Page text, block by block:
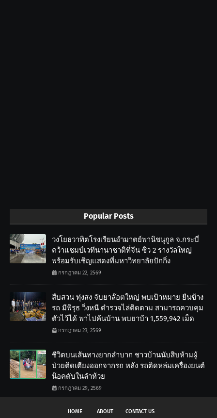
Popular Posts
วงโยธวาทิตโรงเรียนอำมาตย์พานิชนุกูล จ.กระบี่
คว้าแชมป์เวทีนานาชาติที่จีน ซิว 2 รางวัลใหญ่
พร้อมรับเชิญแสดงที่มหาวิทยาลัยปักกิ่ง
กรกฎาคม 22, 2569
สืบสวน ทุ่งสง จับยาล๊อตใหญ่ พบเป้าหมาย ยืนข้าง
รถ มีพิรุธ วิ่งหนี ตำรวจไล่ติดตาม สามารถควบคุม
ตัวไว้ได้ พาไปค้นบ้าน พบยาบ้า 1,559,942 เม็ด
กรกฎาคม 23, 2569
ชีวิตบนเส้นทางยากลำบาก ชาวบ้านนับสิบห้ามผู้
ป่วยติดเตียงออกจากรถ หลัง รถติดหล่มเครื่องยนต์
น๊อคดับในลำห้วย
กรกฎาคม 29, 2569
HOME ABOUT CONTACT US